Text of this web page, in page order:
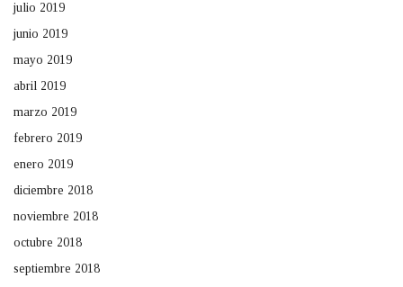
julio 2019
junio 2019
mayo 2019
abril 2019
marzo 2019
febrero 2019
enero 2019
diciembre 2018
noviembre 2018
octubre 2018
septiembre 2018